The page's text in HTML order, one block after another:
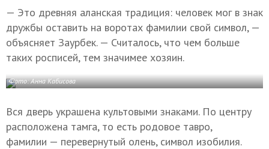
— Это древняя аланская традиция: человек мог в знак
дружбы оставить на воротах фамилии свой символ, —
объясняет Заурбек. — Считалось, что чем больше
таких росписей, тем значимее хозяин.
Фото: Анна Кабисова
Вся дверь украшена культовыми знаками. По центру
расположена тамга, то есть родовое тавро,
фамилии — перевернутый олень, символ изобилия.